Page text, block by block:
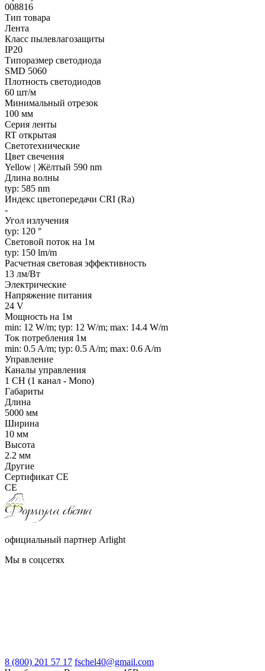
008816
Тип товара
Лента
Класс пылевлагозащиты
IP20
Типоразмер светодиода
SMD 5060
Плотность светодиодов
60 шт/м
Минимальный отрезок
100 мм
Серия ленты
RT открытая
Светотехнические
Цвет свечения
Yellow | Жёлтый 590 nm
Длина волны
typ: 585 nm
Индекс цветопередачи CRI (Ra)
-
Угол излучения
typ: 120 °
Световой поток на 1м
typ: 150 lm/m
Расчетная световая эффективность
13 лм/Вт
Электрические
Напряжение питания
24 V
Мощность на 1м
min: 12 W/m; typ: 12 W/m; max: 14.4 W/m
Ток потребления 1м
min: 0.5 A/m; typ: 0.5 A/m; max: 0.6 A/m
Управление
Каналы управления
1 CH (1 канал - Mono)
Габариты
Длина
5000 мм
Ширина
10 мм
Высота
2.2 мм
Другие
Сертификат CE
CE
официальный партнер Arlight
Мы в соцсетях
8 (800) 201 57 17 fschel40@gmail.com